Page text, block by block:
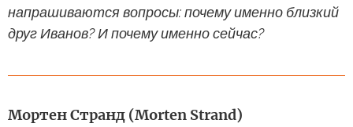
напрашиваются вопросы: почему именно близкий
друг Иванов? И почему именно сейчас?
Мортен Странд (Morten Strand)